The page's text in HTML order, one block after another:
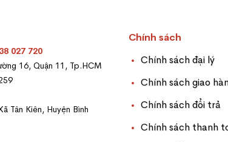
027 720
16, Quận 11, Tp.HCM
Tân Kiên, Huyện Bình
Chính sách
Chính sách đại lý
Chính sách giao
Chính sách đổi trả
Chính sách thanh